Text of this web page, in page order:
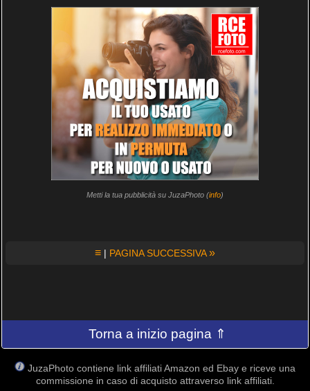
Metti la tua pubblicità su JuzaPhoto (info)
≡ | PAGINA SUCCESSIVA»
Torna a inizio pagina ⇑
JuzaPhoto contiene link affiliati Amazon ed Ebay e riceve una
commissione in caso di acquisto attraverso link affiliati.